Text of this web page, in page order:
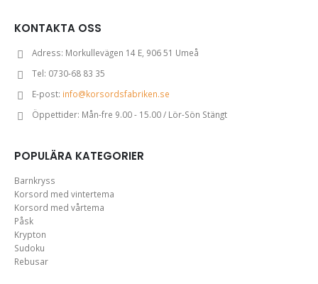
KONTAKTA OSS
Adress: Morkullevägen 14 E, 906 51 Umeå
Tel: 0730-68 83 35
E-post: info@korsordsfabriken.se
Öppettider: Mån-fre 9.00 - 15.00 / Lör-Sön Stängt
POPULÄRA KATEGORIER
Barnkryss
Korsord med vintertema
Korsord med vårtema
Påsk
Krypton
Sudoku
Rebusar